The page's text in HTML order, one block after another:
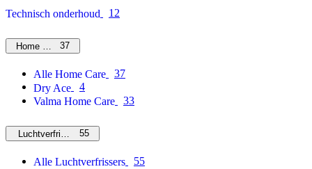
Technisch onderhoud 12
Home Care37
Alle Home Care
37
Dry Ace
4
Valma Home Care
33
Luchtverfrissers55
Alle Luchtverfrissers
55